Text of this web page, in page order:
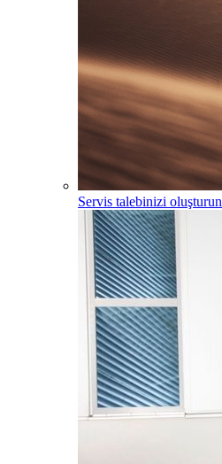
Servis talebinizi oluşturun